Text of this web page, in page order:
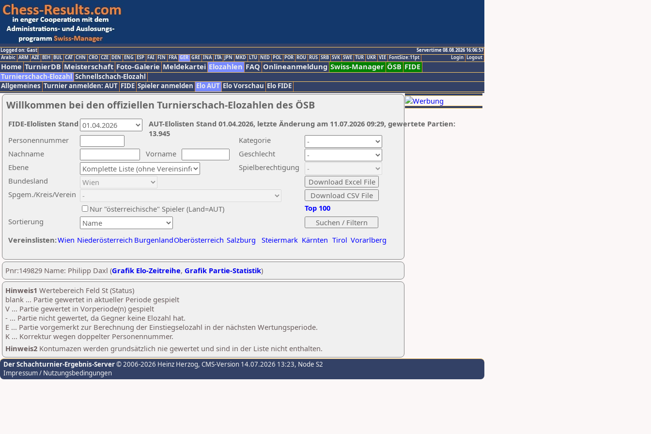
Logged on: Gast
Servertime 08.08.2026 16:06:57
Logout
Login
Arabic ARM AZE BIH BUL CAT CHN CRO CZE DEN ENG ESP FAI FIN FRA GER GRE INA ITA JPN MKD LTU NED POL POR ROU RUS SRB SVK SWE TUR UKR VIE FontSize:11pt
Home TurnierDB Meisterschaft Foto-Galerie Meldekartei Elozahlen FAQ Onlineanmeldung Swiss-Manager ÖSB FIDE
Turnierschach-Elozahl Schnellschach-Elozahl
Allgemeines Turnier anmelden: AUT FIDE Spieler anmelden Elo AUT Elo Vorschau Elo FIDE
Willkommen bei den offiziellen Turnierschach-Elozahlen des ÖSB
Nachname
Vorname
Ebene
Kategorie
Sortierung
Personennummer
Bundesland
Spgem./Kreis/Verein
Geschlecht
Nur "österreichische" Spieler (Land=AUT)
Spielberechtigung
Vereinslisten:Wien Niederösterreich BurgenlandOberösterreich Salzburg Steiermark Kärnten Tirol Vorarlberg
Top 100
AUT-Elolisten Stand 01.04.2026, letzte Änderung am 11.07.2026 09:29, gewertete Partien:
13.945
FIDE-Elolisten Stand
Pnr:149829 Name: Philipp Daxl (Grafik Elo-Zeitreihe, Grafik Partie-Statistik)
Hinweis1 Wertebereich Feld St (Status)
blank ... Partie gewertet in aktueller Periode gespielt
V ... Partie gewertet in Vorperiode(n) gespielt
- ... Partie nicht gewertet, da Gegner keine Elozahl hat.
E ... Partie vorgemerkt zur Berechnung der Einstiegselozahl in der nächsten Wertungsperiode.
K ... Korrektur wegen doppelter Personennummer.
Hinweis2 Kontumazen werden grundsätzlich nie gewertet und sind in der Liste nicht enthalten.
Der Schachturnier-Ergebnis-Server© 2006-2026 Heinz Herzog, CMS-Version 14.07.2026 13:23, Node S2
Impressum / Nutzungsbedingungen